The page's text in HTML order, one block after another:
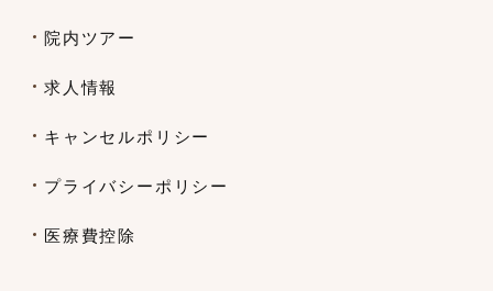
院内ツアー
求人情報
キャンセルポリシー
プライバシーポリシー
医療費控除